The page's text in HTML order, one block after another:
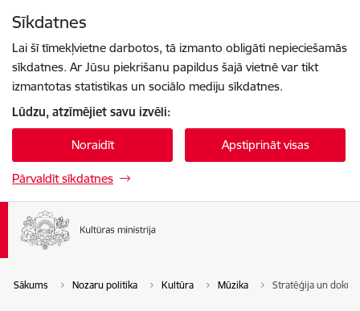
Sīkdatnes
Lai šī tīmekļvietne darbotos, tā izmanto obligāti nepieciešamās
sīkdatnes. Ar Jūsu piekrišanu papildus šajā vietnē var tikt
izmantotas statistikas un sociālo mediju sīkdatnes.
Lūdzu, atzīmējiet savu izvēli:
Noraidīt Apstiprināt visas
Pārvaldīt sīkdatnes
Sākums Nozaru politika Kultūra Mūzika Stratēģija un